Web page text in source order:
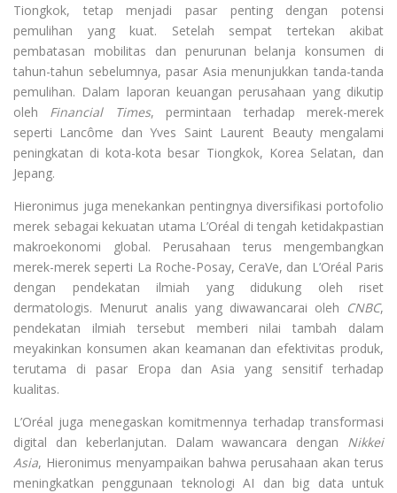
Tiongkok, tetap menjadi pasar penting dengan potensi
pemulihan yang kuat. Setelah sempat tertekan akibat
pembatasan mobilitas dan penurunan belanja konsumen di
tahun-tahun sebelumnya, pasar Asia menunjukkan tanda-tanda
pemulihan. Dalam laporan keuangan perusahaan yang dikutip
oleh Financial Times, permintaan terhadap merek-merek
seperti Lancôme dan Yves Saint Laurent Beauty mengalami
peningkatan di kota-kota besar Tiongkok, Korea Selatan, dan
Jepang.
Hieronimus juga menekankan pentingnya diversifikasi portofolio
merek sebagai kekuatan utama L’Oréal di tengah ketidakpastian
makroekonomi global. Perusahaan terus mengembangkan
merek-merek seperti La Roche-Posay, CeraVe, dan L’Oréal Paris
dengan pendekatan ilmiah yang didukung oleh riset
dermatologis. Menurut analis yang diwawancarai oleh CNBC,
pendekatan ilmiah tersebut memberi nilai tambah dalam
meyakinkan konsumen akan keamanan dan efektivitas produk,
terutama di pasar Eropa dan Asia yang sensitif terhadap
kualitas.
L’Oréal juga menegaskan komitmennya terhadap transformasi
digital dan keberlanjutan. Dalam wawancara dengan Nikkei
Asia, Hieronimus menyampaikan bahwa perusahaan akan terus
meningkatkan penggunaan teknologi AI dan big data untuk